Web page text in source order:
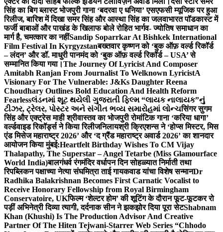
सिंह का बिग ब्लास्ट भोजपुरी गाना ‘बदरवा ए धनिया’ एसएफसी म्यूजिक पर हुआ
रिलीज, बारिश में दिखा समर सिंह और आस्था सिंह का जलवाभारत पॉडकास्ट में
फर्जी बाबाओं और पाखंड के खिलाफ बोले रोहित भार्गव- ज्योतिष समाधान का
मार्ग है, चमत्कार का नहींSandip Soparrkar At Bishkek International
Film Festival In Kyrgyzstanबख्तवार कृष्णन को ‘बुक ऑफ़ वर्ल्ड रिकॉर्ड
– लंदन’ और डॉ. माधुरी पानमंद को ‘बुक ऑफ़ वर्ल्ड रिकॉर्ड – USA’ से
सम्मानित किया गया।The Journey Of Lyricist And Composer
Amitabh Ranjan From Journalist To Welknown LyricistA
Visionary For The Vulnerable: J&Ks Daughter Reena
Choudhary Outlines Bold Education And Health Reform
Fearlessલંડનમાં શૂટ થયેલી ગુજરાતી ફિલ્મ “લાયક નાલાયક”નું
ટીઝર, ટ્રેલર, પોસ્ટર અને સંગીત ભવ્ય સમારોહમાં લોન્ચसिंगर सुगम
सिंह और एक्ट्रेस माही श्रीवास्तव का भोजपुरी रोमांटिक गाना ‘करिया धागा’
वर्ल्डवाइड रिकॉर्ड्स ने किया रिलीजनिलायश्री क्रिएशन्स ने ‘होप्स मिस्टर, मिस
एंड मिसेज महाराष्ट्र 2026’ और ‘द ग्रैंड महाराष्ट्र अवार्ड 2026’ का शानदार
आयोजन किया मुंबई:Heartfelt Birthday Wishes To CM Vijay
Thalapathy, The Superstar – Angel Tetarbe (Miss Glamourface
World India)बालगंधर्व रंगमंदिर वर्धापन दिन सोहळ्यात निर्माती तथा
रिपब्लिकन पक्षाच्या नेत्या संघमित्रा ताई गायकवाड यांचा विशेष सन्मानDr
Radhika Balakrishnan Becomes First Carnatic Vocalist to
Receive Honorary Fellowship from Royal Birmingham
Conservatoire, UKफिल्म ‘शेल्टर होम’ की शूटिंग के दौरान फूट-फूटकर रो
पड़ीं अभिनेत्री दिव्या त्यागी, दर्दनाक सीन ने झकझोर दिया पूरा सेटShabnam
Khan (Khushi) Is The Production Advisor And Creative
Partner Of The Hiten Tejwani-Starrer Web Series “Chhodo